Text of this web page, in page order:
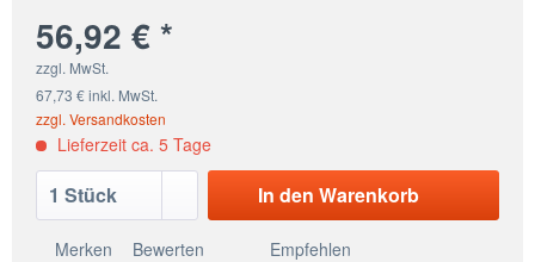
56,92 € *
zzgl. MwSt.
67,73 € inkl. MwSt.
zzgl. Versandkosten
Lieferzeit ca. 5 Tage
In den Warenkorb
Merken Bewerten Empfehlen